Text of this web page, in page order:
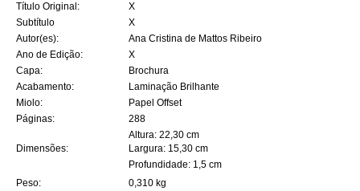
Título Original:
X
Subtítulo
X
Autor(es):
Ana Cristina de Mattos Ribeiro
Ano de Edição:
X
Capa:
Brochura
Acabamento:
Laminação Brilhante
Miolo:
Papel Offset
Páginas:
288
Dimensões:
Altura: 22,30 cm
Largura: 15,30 cm
Profundidade: 1,5 cm
Peso:
0,310 kg